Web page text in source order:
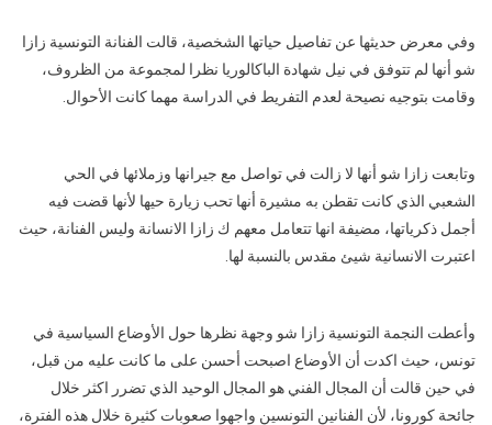
وفي معرض حديثها عن تفاصيل حياتها الشخصية، قالت الفنانة التونسية زازا
شو أنها لم تتوفق في نيل شهادة الباكالوريا نظرا لمجموعة من الظروف،
وقامت بتوجيه نصيحة لعدم التفريط في الدراسة مهما كانت الأحوال.
وتابعت زازا شو أنها لا زالت في تواصل مع جيرانها وزملائها في الحي
الشعبي الذي كانت تقطن به مشيرة أنها تحب زيارة حيها لأنها قضت فيه
أجمل ذكرياتها، مضيفة انها تتعامل معهم ك زازا الانسانة وليس الفنانة، حيث
اعتبرت الانسانية شيئ مقدس بالنسبة لها.
وأعطت النجمة التونسية زازا شو وجهة نظرها حول الأوضاع السياسية في
تونس، حيث اكدت أن الأوضاع اصبحت أحسن على ما كانت عليه من قبل،
في حين قالت أن المجال الفني هو المجال الوحيد الذي تضرر اكثر خلال
جائحة كورونا، لأن الفنانين التونسين واجهوا صعوبات كثيرة خلال هذه الفترة،